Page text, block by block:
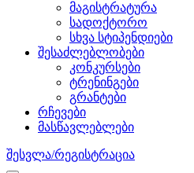
მაგისტრატურა
სადოქტორო
სხვა სტიპენდიები
შესაძლებლობები
კონკურსები
ტრენინგები
გრანტები
რჩევები
მასწავლებლები
შესვლა/რეგისტრაცია